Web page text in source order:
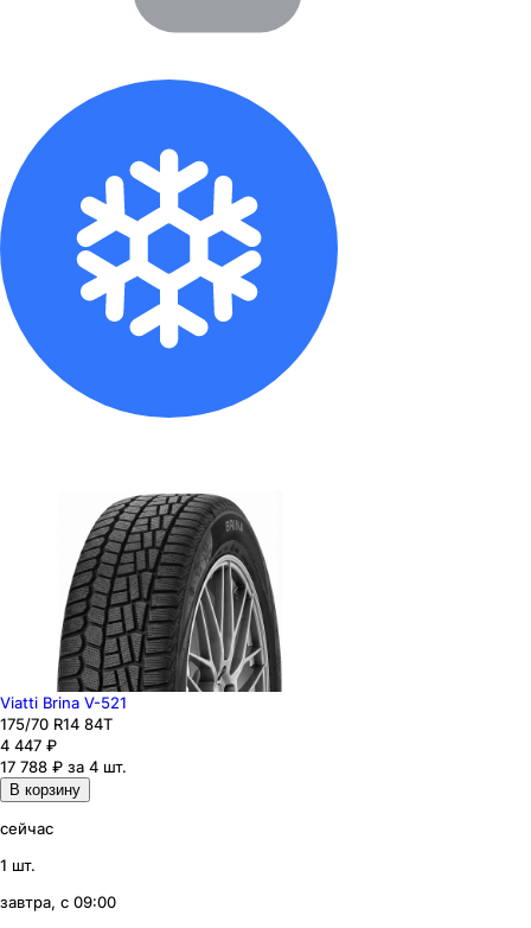
Viatti Brina V-521
175/70 R14 84T
4 447 ₽
17 788 ₽ за 4 шт.
В корзину
сейчас
1 шт.
завтра, с 09:00